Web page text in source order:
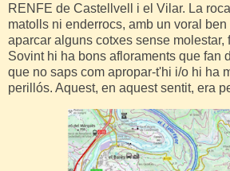
RENFE de Castellvell i el Vilar. La
matolls ni enderrocs, amb un voral
aparcar alguns cotxes sense molestar,
Sovint hi ha bons afloraments que fan
que no saps com apropar-t'hi i/o hi ha
perillós. Aquest, en aquest sentit, era